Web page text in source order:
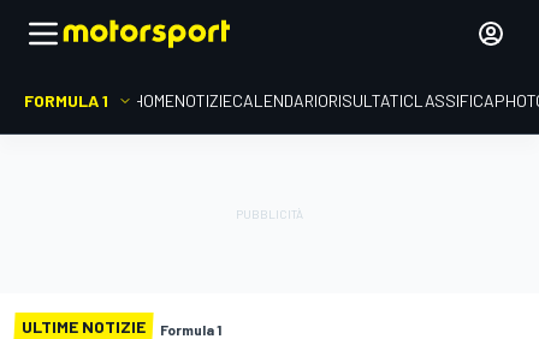
FORMULA 1 HOMENOTIZIECALENDARIORISULTATICLASSIFICA
ULTIME NOTIZIE Formula 1